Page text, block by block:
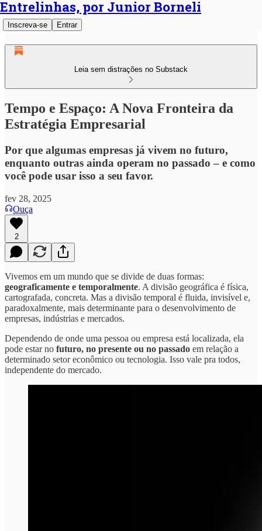
Entrelinhas, por Junior Borneli
Inscreva-se Entrar
Leia sem distrações no Substack
Tempo e Espaço: A Nova Fronteira da
Estratégia Empresarial
Por que algumas empresas já vivem no futuro,
enquanto outras ainda operam no passado – e como
você pode usar isso a seu favor.
fev 28, 2025
Ouça
2
Vivemos em um mundo que se divide de duas formas:
geograficamente e temporalmente. A divisão geográfica é física,
cartografada, concreta. Mas a divisão temporal é fluida, invisível e,
paradoxalmente, mais determinante para o desenvolvimento de
empresas, indústrias e mercados.
Dependendo de onde uma pessoa ou empresa está localizada, ela
pode estar no futuro, no presente ou no passado em relação a
determinado setor econômico ou tecnologia. Isso vale pra todos,
independente do mercado.